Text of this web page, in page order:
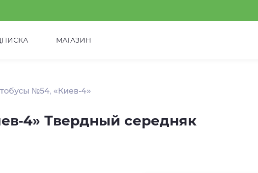
МАГАЗИН
№54, «Киев-4»
4» Твердный середняк